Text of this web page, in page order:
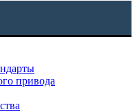
привода